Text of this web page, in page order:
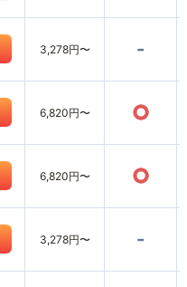
3,278円〜 -
6,820円〜 ○
6,820円〜 ○
3,278円〜 -